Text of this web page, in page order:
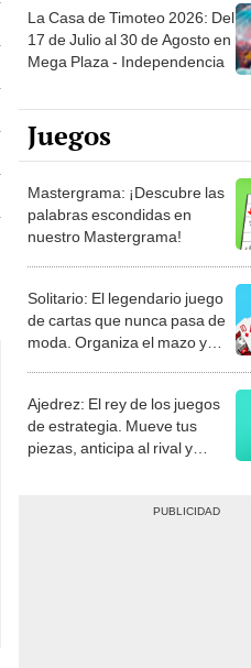
La Casa de Timoteo 2026: Del
17 de Julio al 30 de Agosto en
Mega Plaza - Independencia
Juegos
Mastergrama: ¡Descubre las
palabras escondidas en
nuestro Mastergrama!
Solitario: El legendario juego
de cartas que nunca pasa de
moda. Organiza el mazo y
Ajedrez: El rey de los juegos
de estrategia. Mueve tus
piezas, anticipa al rival y